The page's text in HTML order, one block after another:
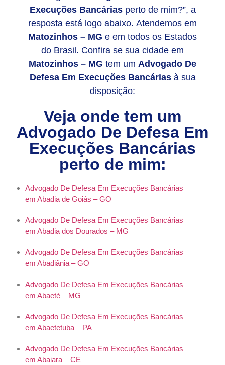
Execuções Bancáriasperto de mim?”, a
resposta está logo abaixo. Atendemos em
Matozinhos – MG e em todos os Estados
do Brasil. Confira se sua cidade em
Matozinhos – MG tem um Advogado De
Defesa Em Execuções Bancáriasà sua
disposição:
Veja onde tem um
Advogado De Defesa Em
Execuções Bancárias
perto de mim:
Advogado De Defesa Em Execuções Bancárias
em Abadia de Goiás – GO
Advogado De Defesa Em Execuções Bancárias
em Abadia dos Dourados – MG
Advogado De Defesa Em Execuções Bancárias
em Abadiânia – GO
Advogado De Defesa Em Execuções Bancárias
em Abaeté – MG
Advogado De Defesa Em Execuções Bancárias
em Abaetetuba – PA
Advogado De Defesa Em Execuções Bancárias
em Abaiara – CE